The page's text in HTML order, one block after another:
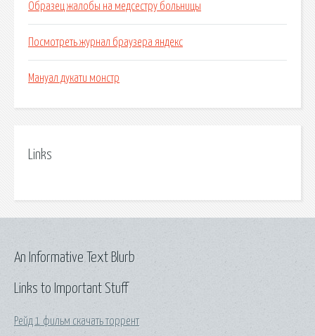
Образец жалобы на медсестру больницы
Посмотреть журнал браузера яндекс
Мануал дукати монстр
Links
Links to Important Stuff
Рейд 1 фильм скачать торрент
An Informative Text Blurb